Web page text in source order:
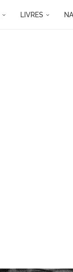
LIVRES